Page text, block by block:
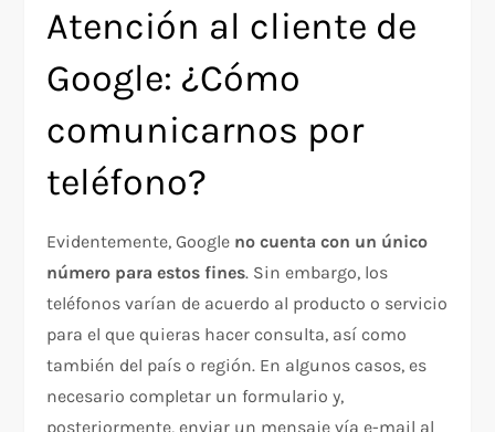
Atención al cliente de
Google: ¿Cómo
comunicarnos por
teléfono?
Evidentemente, Google no cuenta con un único
número para estos fines. Sin embargo, los
teléfonos varían de acuerdo al producto o servicio
para el que quieras hacer consulta, así como
también del país o región. En algunos casos, es
necesario completar un formulario y,
posteriormente, enviar un mensaje vía e-mail al